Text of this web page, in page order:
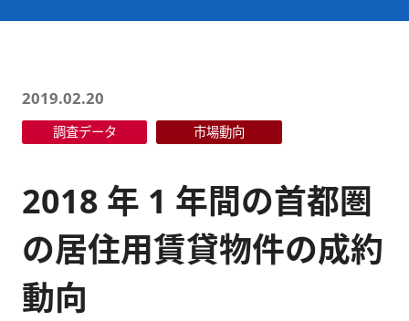
事業所・グループ会社
サステナビリティ
健康経営
ニュースリリース
ランキング
メディア掲載情報
不動産会社間情報流通サービス
新卒採用情報
キャリア採用情報
障がい者採用情報
お問合せ
2019.02.20
調査データ 市場動向
2018 年 1 年間の首都圏
の居住用賃貸物件の成約
動向